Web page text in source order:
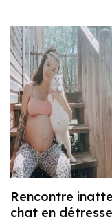
Rencontre
chat en détresse